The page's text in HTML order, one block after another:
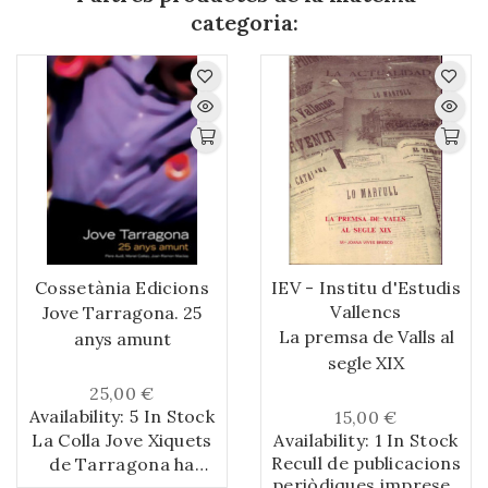
categoria:
Cossetània Edicions
Jove Tarragona. 25
anys amunt
25,00 €
Availability:5 In Stock
La Colla Jove Xiquets
de Tarragona ha
IEV - Institu d'Estudis
Vallencs
La premsa de Valls al
segle XIX
15,00 €
Availability: 1 In Stock
Recull de publicacions